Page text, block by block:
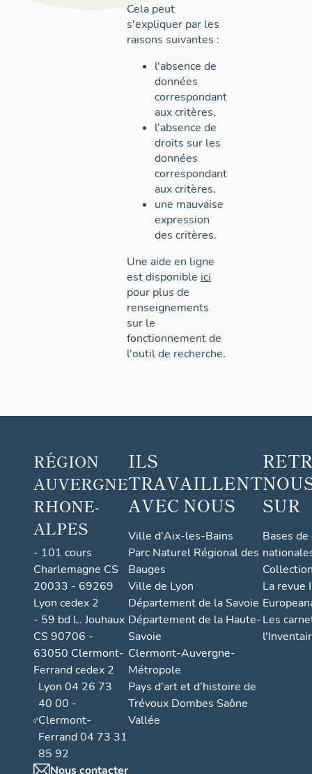
Cela peut
s'expliquer par les
raisons suivantes :
l'absence de
données
correspondant
aux critères,
l'absence de
droits sur les
données
correspondant
aux critères,
une mauvaise
expression
des critères.
Une aide en ligne
est disponible ici
pour plus de
renseignements
sur le
fonctionnement de
l'outil de recherche.
RÉGION
AUVERGNE
RHONE-
ALPES
- 101 cours
Charlemagne CS
20033 - 69269
Lyon cedex 2
- 59 bd L. Jouhaux
CS 90706 -
63050 Clermont-
Ferrand cedex 2
Lyon 04 26 73
40 00 -
Clermont-
Ferrand 04 73 31
85 92
Nous contacter
ILS
TRAVAILLENT
AVEC NOUS
Ville d'Aix-les-Bains
Parc Naturel Régional des
Bauges
Ville de Lyon
Département de la Savoie
Département de la Haute-
Savoie
Clermont-Auvergne-
Métropole
Pays d’art et d’histoire de
Trévoux Dombes Saône
Vallée
SUR
Bases
La revue
Les